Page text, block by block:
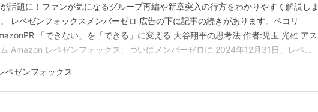
話題に！ファンが気になるグループ再編や新章突入の行方をわかりやすく解説しま
レペゼンフォックスメンバーゼロ 広告の下に記事の続きがあります。ペコリ
「できない」を「できる」に変える 大谷翔平の思考法 作者:児玉 光雄 アス
Amazon レペゼンフォックス、ついにメンバーゼロに 2024年12月31日、レペゼ
このニュースに驚いたファンも多いのではないでしょうか？ 実は、今年は次々と
バーが脱退や解任され…
ペゼンフォックス